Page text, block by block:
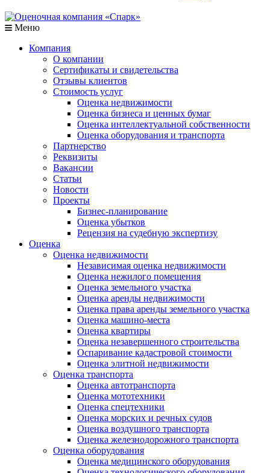
Меню
Компания
О компании
Сертификаты и свидетельства
Отзывы клиентов
Стоимость услуг
Оценка недвижимости
Оценка бизнеса и ценных бумаг
Оценка интеллектуальной собственности
Оценка оборудования и транспорта
Партнерство
Реквизиты
Вакансии
Статьи
Новости
Проекты
Бизнес-планирование
Оценка убытков
Рецензия на судебную экспертизу
Оценка
Оценка недвижимости
Независимая оценка недвижимости
Оценка нежилого помещения
Оценка земельного участка
Оценка аренды недвижимости
Оценка права аренды земельного участка
Оценка машино-места
Оценка квартиры
Оценка незавершенного строительства
Оспаривание кадастровой стоимости
Оценка элитной недвижимости
Оценка транспорта
Оценка автотранспорта
Оценка мототехники
Оценка спецтехники
Оценка морских и речных судов
Оценка воздушного транспорта
Оценка железнодорожного транспорта
Оценка оборудования
Оценка медицинского оборудования